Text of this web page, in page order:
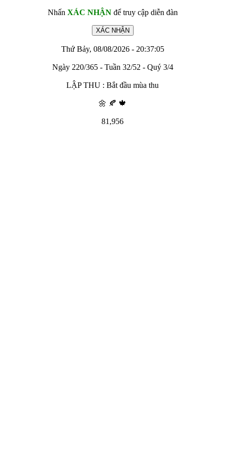
Nhấn XÁC NHẬNđể truy cập diễn đàn
Thứ Bảy, 08/08/2026 - 20:37:05
Ngày 220/365 - Tuần 32/52 - Quý 3/4
LẬP THU : Bắt đầu mùa thu
🌼 🍂 🍁
81,956